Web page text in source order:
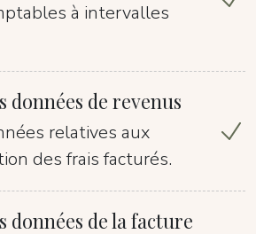
à intervalles
données de revenus
relatives aux
des frais facturés.
données de la facture